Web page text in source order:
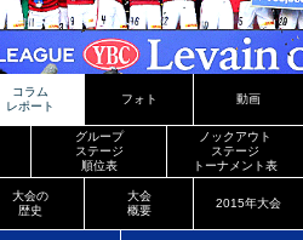
コラム
レポート
フォト 動画
グループ
ステージ
順位表
ノックアウト
ステージ
トーナメント表
大会の
歴史
大会
概要
2015年大会